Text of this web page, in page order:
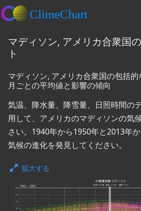
マディソン, アメリカ合衆国
ト
マディソン, アメリカ合衆国の包括
月ごとの平均値と影響の傾向
気温、降水量、降雪量、日照時間の
用して、アメリカのマディソンの気
さい。1940年から1950年と2013年
気候の進化を発見してください。
拡大する